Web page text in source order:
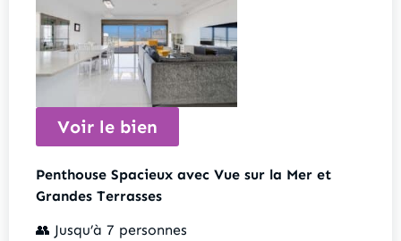
Voir le bien
Penthouse Spacieux avec Vue sur la Mer et
Grandes Terrasses
👥 Jusqu’à 7 personnes